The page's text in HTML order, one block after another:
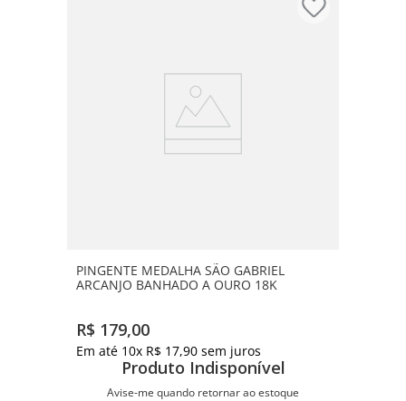
PINGENTE MEDALHA SÃO GABRIEL
ARCANJO BANHADO A OURO 18K
R$ 179,00
Em até 10x R$ 17,90 sem juros
Produto Indisponível
Avise-me quando retornar ao estoque